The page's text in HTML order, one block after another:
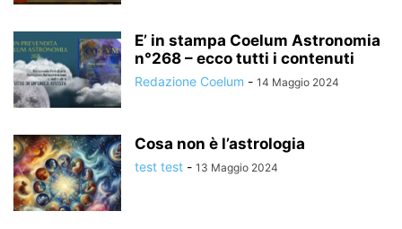
E’ in stampa Coelum Astronomia
n°268 – ecco tutti i contenuti
Redazione Coelum - 14 Maggio 2024
Cosa non è l’astrologia
test test - 13 Maggio 2024